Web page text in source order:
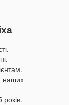
наших